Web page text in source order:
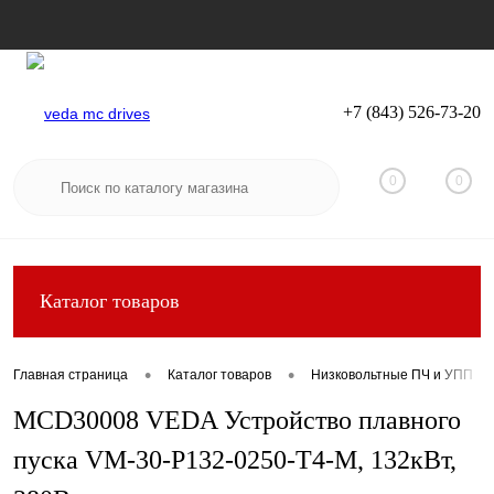
Вход Регистрация
+7 (843) 526-73-20
0 0
Каталог товаров
Главная страница • Каталог товаров • Низковольтные ПЧ и УПП
MCD30008 VEDA Устройство плавного
пуска VM-30-P132-0250-T4-M, 132кВт,